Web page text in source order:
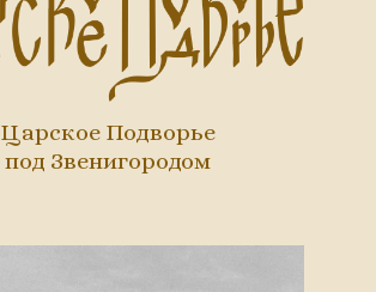
Царское Подворье
под Звенигородом